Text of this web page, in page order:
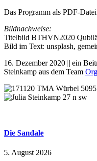
Das Programm als PDF-Datei
Bildnachweise:
Titelbild BTHVN2020
Bild im Text: unsplash,
16. Dezember 2020 || ein
Steinkamp aus dem Team
Die Sandale
5. August 2026